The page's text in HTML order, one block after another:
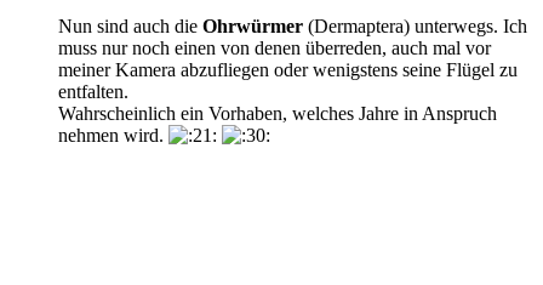
Nun sind auch die Ohrwürmer (Dermaptera) unterwegs. Ich
muss nur noch einen von denen überreden, auch mal vor
meiner Kamera abzufliegen oder wenigstens seine Flügel zu
entfalten.
Wahrscheinlich ein Vorhaben, welches Jahre in Anspruch
nehmen wird.